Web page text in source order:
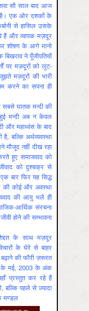
सौ साल बाद आज
है। एक ओर दशकों के
से हासिल उसके
हैं और व्यापक मज़दूर
शोषण के आगे मानो
ने पूँजीपतियों
पर मज़दूरों को लूट-
मज़दूरों की भारी
करने का सपना ही
घातक मन्दी की
मन्दी अब न केवल
और महाध्वंस के बाद
बल्कि अर्थव्यवस्था
मौजूद नहीं दीख रहा
हुए समाजवाद को
को दुश्चक्र से
बार फिर यह सिद्ध
की कोई और अवस्था
की आयु भले ही
आर्थिक संरचना
होने की सम्भावना
के साथ मज़दूर
के घेरे से बाहर
की फौरी ज़रूरत
के मई, 2003 के अंक
प्रस्तुत कर रहे हैं
बल्कि पहले से ज़्यादा
मण्डल